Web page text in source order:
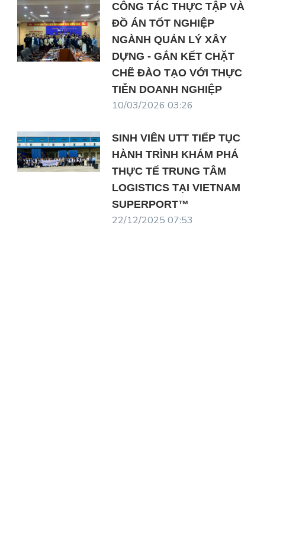
CÔNG TÁC THỰC TẬP VÀ
ĐỒ ÁN TỐT NGHIỆP
NGÀNH QUẢN LÝ XÂY
DỰNG - GẮN KẾT CHẶT
CHẼ ĐÀO TẠO VỚI THỰC
TIỄN DOANH NGHIỆP
10/03/2026 03:26
SINH VIÊN UTT TIẾP TỤC
HÀNH TRÌNH KHÁM PHÁ
THỰC TẾ TRUNG TÂM
LOGISTICS TẠI VIETNAM
SUPERPORT™
22/12/2025 07:53